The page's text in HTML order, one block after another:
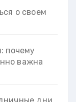
о своем
почему
важна
дни